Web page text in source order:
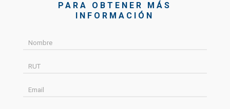
PARA OBTENER MÁS
INFORMACIÓN